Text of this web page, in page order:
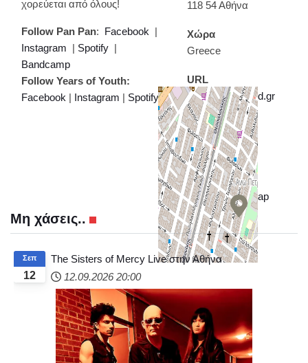
χορεύεται από όλους!
Follow Pan Pan: Facebook |
Instagram | Spotify |
Bandcamp
Follow Years of Youth:
Facebook | Instagram | Spotify
+−
© OpenStreetMap
118 54 Αθήνα
Χώρα
Greece
URL
https://www.floyd.gr
Μη χάσεις..
12
Σεπ
The Sisters of Mercy Live στην Αθήνα
12.09.2026 20:00